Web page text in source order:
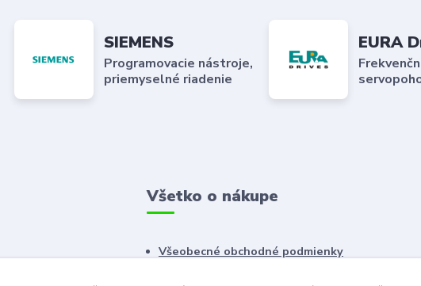
SIEMENS
Programovacie nástroje,
priemyselné riadenie
EURA
Všetko o nákupe
Všeobecné obchodné podmienky